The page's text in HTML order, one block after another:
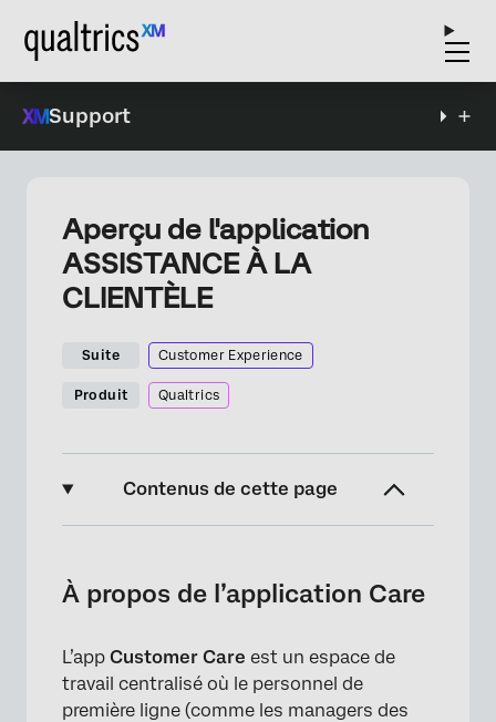
Support
Aperçu de l'application
ASSISTANCE À LA
CLIENTÈLE
Suite Customer Experience
Produit Qualtrics
Contenus de cette page
Autorisations requises
Naviguer dans l’ASSISTANCE À LA CLIENTÈLE
Onglet Entraînement
À propos de l’application Care
L’app Customer Care est un espace de
travail centralisé où le personnel de
première ligne (comme les managers des